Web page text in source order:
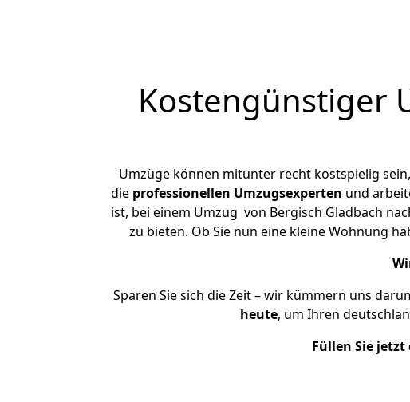
Kostengünstiger
Umzüge können mitunter recht kostspielig
die professionellen Umzugsexperten und
ist, bei einem Umzug von Bergisch Gladbach
zu bieten. Ob Sie nun eine kleine Wohnung
Sparen Sie sich die Zeit – wir kümmern uns
heute, um Ihren
Füllen Sie